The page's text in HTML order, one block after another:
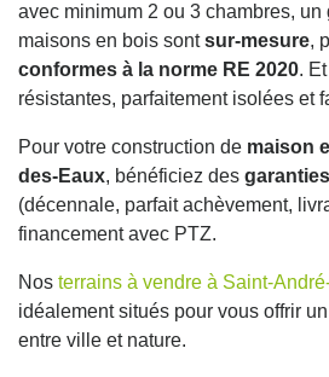
avec minimum 2 ou 3 chambres,
maisons en bois sontsur-mesure,
conformes à la norme RE 2020.
résistantes, parfaitement isolées et
Pour votre construction de maison
des-Eaux, bénéficiez des
(décennale, parfait achèvement,
financement avec PTZ.
Nos terrains à vendre à Saint-
idéalement situés pour vous offrir
entre ville et nature.